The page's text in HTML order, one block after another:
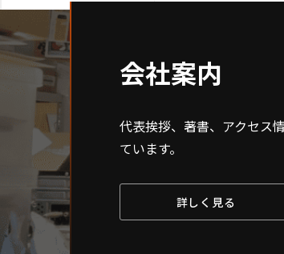
会社案内
代表挨拶、著書、アクセス
ています。
詳しく見る